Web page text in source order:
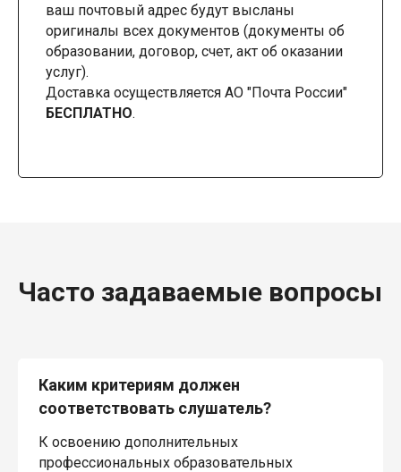
ваш почтовый адрес будут высланы
оригиналы всех документов (документы об
образовании, договор, счет, акт об оказании
услуг).
Доставка осуществляется АО "Почта России"
БЕСПЛАТНО.
Часто задаваемые вопросы
Каким критериям должен
соответствовать слушатель?
К освоению дополнительных
профессиональных образовательных